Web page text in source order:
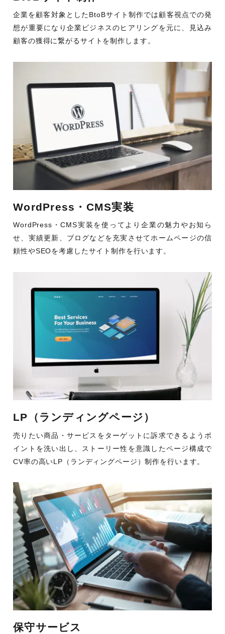
企業を顧客対象としたBtoBサイト制作では顧客視点での発
想が重要になり企業ビジネスのヒアリングを元に、見込み
顧客の獲得に繋がるサイトを制作します。
WordPress・CMS実装
WordPress・CMS実装を使ってより企業の魅力やお知ら
せ、実績更新、ブログなどを充実させてホームページの信
頼性やSEOを考慮したサイト制作を行います。
LP（ランディングページ）
売りたい商品・サービスをターゲットに訴求できるようポ
イントを洗い出し、ストーリー性を意識したページ構成で
CV率の高いLP（ランディングページ）制作を行います。
保守サービス